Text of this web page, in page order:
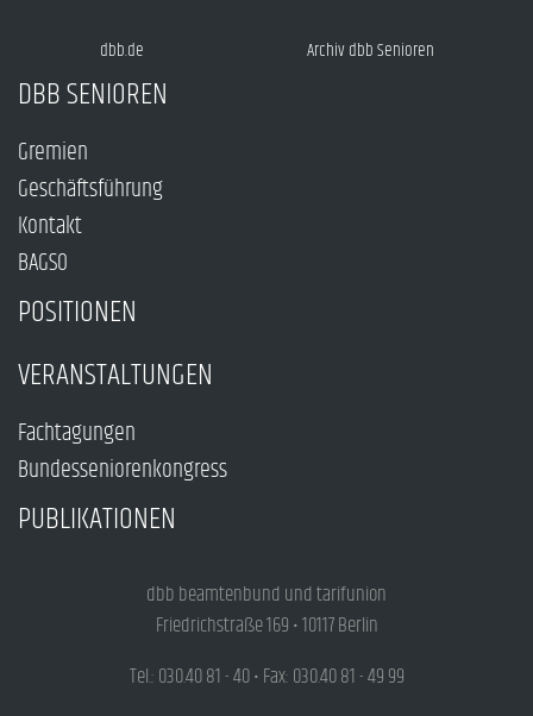
dbb.de Archiv dbb Senioren
DBB SENIOREN
Gremien
Geschäftsführung
Kontakt
BAGSO
POSITIONEN
VERANSTALTUNGEN
Fachtagungen
Bundesseniorenkongress
PUBLIKATIONEN
dbb beamtenbund und tarifunion
Friedrichstraße 169 • 10117 Berlin
Tel.: 030.40 81 - 40 • Fax: 030.40 81 - 49 99